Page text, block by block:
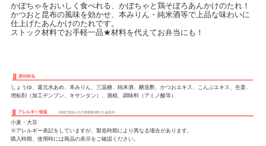
かぼちゃをおいしく食べれる、かぼちゃと鶏そぼろあんかけのたれ！
かつおと昆布の風味を効かせ、本みりん・純米酒等で上品な味わいに
仕上げたあんかけのたれです。
ストック材料でお手軽一品★材料を代えてお弁当にも！
しょうゆ、還元水あめ、本みりん、三温糖、純米酒、醸造酢、かつおエキス、こんぶエキス、生姜、
増粘剤（加工デンプン、キサンタン）、酒精、調味料（アミノ酸等）
小麦・大豆
※アレルギー表記をしていますが、製造時期により異なる場合があります。
購入時期、使用時には商品の表示をご確認ください。